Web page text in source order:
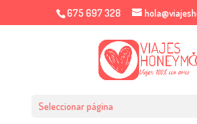
675 697 328
Seleccionar página